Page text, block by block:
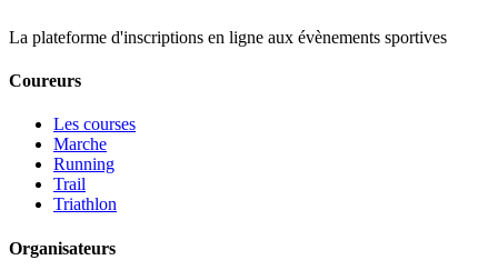
La plateforme d'inscriptions en ligne aux évènements sportives
Coureurs
Les courses
Marche
Running
Trail
Triathlon
Organisateurs